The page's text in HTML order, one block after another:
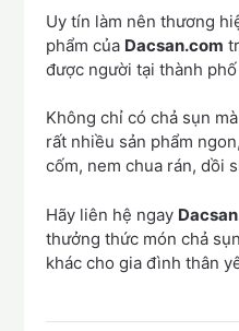
Uy tín làm nên thương
phẩm của Dacsan.com
được người tại thành
Không chỉ có chả sụn
rất nhiều sản phẩm
cốm, nem chua rán, dồi
Hãy liên hệ ngay
thưởng thức món chả
khác cho gia đình thân